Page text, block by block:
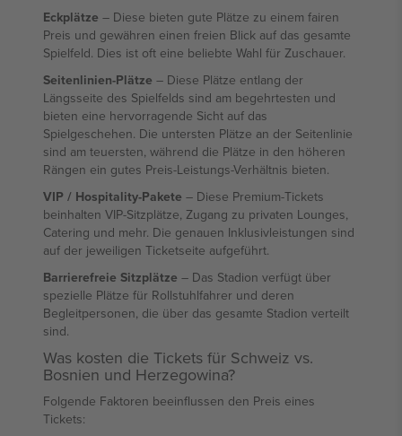
Eckplätze – Diese bieten gute Plätze zu einem fairen
Preis und gewähren einen freien Blick auf das gesamte
Spielfeld. Dies ist oft eine beliebte Wahl für Zuschauer.
Seitenlinien-Plätze – Diese Plätze entlang der
Längsseite des Spielfelds sind am begehrtesten und
bieten eine hervorragende Sicht auf das
Spielgeschehen. Die untersten Plätze an der Seitenlinie
sind am teuersten, während die Plätze in den höheren
Rängen ein gutes Preis-Leistungs-Verhältnis bieten.
VIP / Hospitality-Pakete – Diese Premium-Tickets
beinhalten VIP-Sitzplätze, Zugang zu privaten Lounges,
Catering und mehr. Die genauen Inklusivleistungen sind
auf der jeweiligen Ticketseite aufgeführt.
Barrierefreie Sitzplätze – Das Stadion verfügt über
spezielle Plätze für Rollstuhlfahrer und deren
Begleitpersonen, die über das gesamte Stadion verteilt
sind.
Was kosten die Tickets für Schweiz vs.
Bosnien und Herzegowina?
Folgende Faktoren beeinflussen den Preis eines
Tickets: